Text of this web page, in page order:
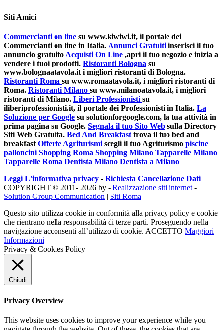
Siti Amici
Commercianti on line su www.kiwiwi.it, il portale dei
Commercianti on line in Italia. Annunci Gratuitiinserisci il tuo
annuncio gratuitoAcquisti On Line ,apri il tuo negozio e inizia a
vendere i tuoi prodotti. Ristoranti Bologna su
www.bolognaatavola.it i migliori ristoranti di Bologna.
Ristoranti Roma su www.romaatavola.it, i migliori ristoranti di
Roma. Ristoranti Milano su www.milanoatavola.it, i migliori
ristoranti di Milano. Liberi Professionistisu
iliberiprofessionisti.it, il portale dei Professionisti in Italia. La
Soluzione per Google su solutionforgoogle.com, la tua attività in
prima pagina su Google. Segnala il tuo Sito Web sulla Directory
Siti Web Gratuita. Bed And Breakfasttrova il tuo bed and
breakfastOfferte Agriturismiscegli il tuo Agriturismo piscine
palloncini Shopping Roma Shopping Milano Tapparelle Milano
Tapparelle Roma Dentista Milano Dentista a Milano
Leggi L'informativa privacy - Richiesta Cancellazione Dati
COPYRIGHT © 2011- 2026 by - Realizzazione siti internet-
Solution Group Communication | Siti Roma
Questo sito utilizza cookie in conformità alla privacy policy e cookie
che rientrano nella responsabilità di terze parti. Proseguendo nella
navigazione acconsenti all’utilizzo di cookie. ACCETTO Maggiori
Informazioni
Privacy & Cookies Policy
Chiudi
Privacy Overview
This website uses cookies to improve your experience while you